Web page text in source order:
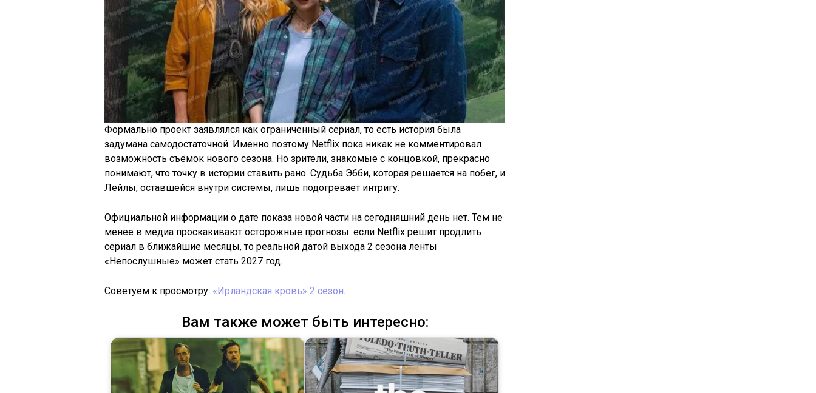
Формально проект заявлялся как ограниченный сериал, то есть история была
задумана самодостаточной. Именно поэтому Netflix пока никак не комментировал
возможность съёмок нового сезона. Но зрители, знакомые с концовкой, прекрасно
понимают, что точку в истории ставить рано. Судьба Эбби, которая решается на побег, и
Лейлы, оставшейся внутри системы, лишь подогревает интригу.
Официальной информации о дате показа новой части на сегодняшний день нет. Тем не
менее в медиа проскакивают осторожные прогнозы: если Netflix решит продлить
сериал в ближайшие месяцы, то реальной датой выхода 2 сезона ленты
«Непослушные» может стать 2027 год.
Советуем к просмотру: «Ирландская кровь» 2 сезон.
Вам также может быть интересно: